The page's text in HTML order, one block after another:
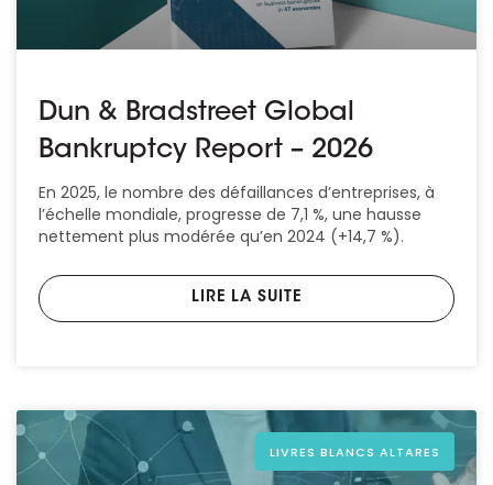
Dun & Bradstreet Global
Bankruptcy Report – 2026
En 2025, le nombre des défaillances d’entreprises, à
l’échelle mondiale, progresse de 7,1 %, une hausse
nettement plus modérée qu’en 2024 (+14,7 %).
LIRE LA SUITE
LIVRES BLANCS ALTARES